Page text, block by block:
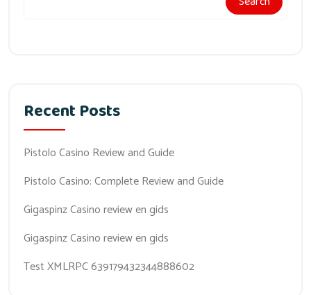
Recent Posts
Pistolo Casino Review and Guide
Pistolo Casino: Complete Review and Guide
Gigaspinz Casino review en gids
Gigaspinz Casino review en gids
Test XMLRPC 639179432344888602